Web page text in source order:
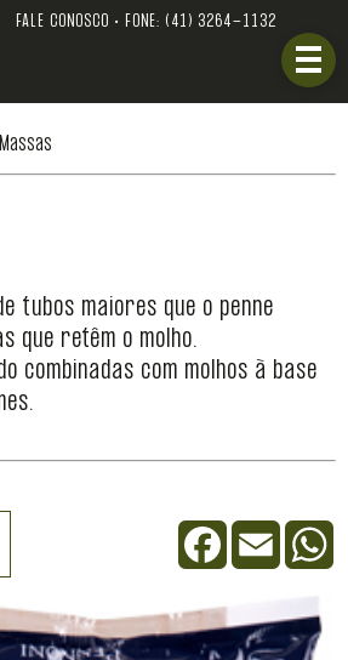
FALE CONOSCO • FONE: (41) 3264-1132
Massas
tubos maiores que o penne
que retêm o molho.
combinadas com molhos à base
FacebookEmail